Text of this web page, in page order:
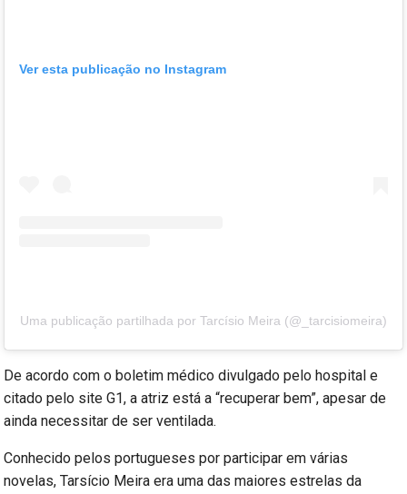
Ver esta publicação no Instagram
Uma publicação partilhada por Tarcísio Meira (@_tarcisiomeira)
De acordo com o boletim médico divulgado pelo hospital e
citado pelo site G1, a atriz está a “recuperar bem”, apesar de
ainda necessitar de ser ventilada.
Conhecido pelos portugueses por participar em várias
novelas, Tarsício Meira era uma das maiores estrelas da